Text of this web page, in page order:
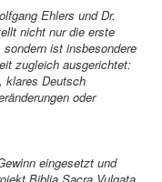
Ehlers und Dr.
nicht nur die erste
ist insbesondere
zugleich ausgerichtet:
klares Deutsch
oder
eingesetzt und